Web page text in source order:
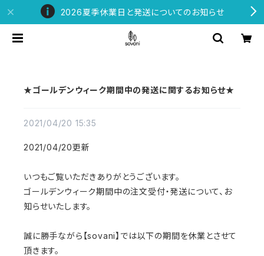
2026夏季休業日と発送についてのお知らせ
★ゴールデンウィーク期間中の発送に関するお知らせ★
2021/04/20 15:35
2021/04/20更新
いつもご覧いただきありがとうございます。
ゴールデンウィーク期間中の注文受付・発送について、お
知らせいたします。
誠に勝手ながら【sovani】では以下の期間を休業とさせて
頂きます。